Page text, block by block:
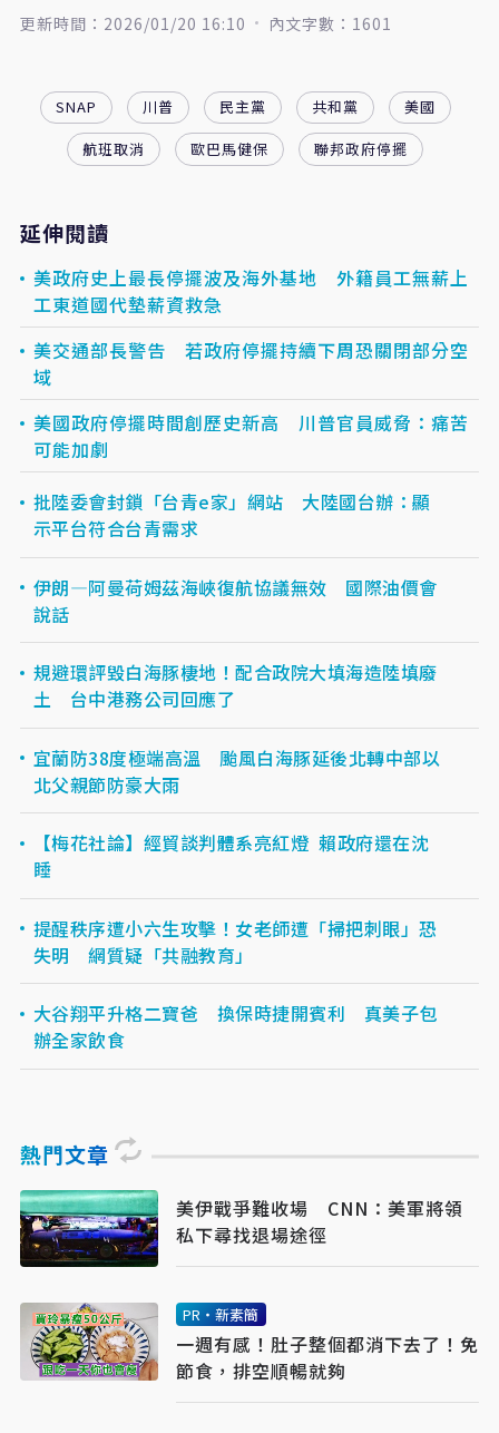
更新時間：2026/01/20 16:10 內文字數：1601
SNAP 川普 民主黨 共和黨
美國
航班取消
歐巴馬健保 聯邦政府停擺
延伸閱讀
美政府史上最長停擺波及海外基地 外籍員工無薪上
工東道國代墊薪資救急
美交通部長警告 若政府停擺持續下周恐關閉部分空
域
美國政府停擺時間創歷史新高 川普官員威脅：痛苦
可能加劇
批陸委會封鎖「台青e家」網站 大陸國台辦：顯
示平台符合台青需求
伊朗—阿曼荷姆茲海峽復航協議無效 國際油價會
說話
規避環評毀白海豚棲地！配合政院大填海造陸填廢
土 台中港務公司回應了
宜蘭防38度極端高溫 颱風白海豚延後北轉中部以
北父親節防豪大雨
【梅花社論】經貿談判體系亮紅燈 賴政府還在沈
睡
提醒秩序遭小六生攻擊！女老師遭「掃把刺眼」恐
失明 網質疑「共融教育」
大谷翔平升格二寶爸 換保時捷開賓利 真美子包
辦全家飲食
熱門文章
美伊戰爭難收場 CNN：美軍將領
私下尋找退場途徑
PR・新素簡
一週有感！肚子整個都消下去了！免
節食，排空順暢就夠